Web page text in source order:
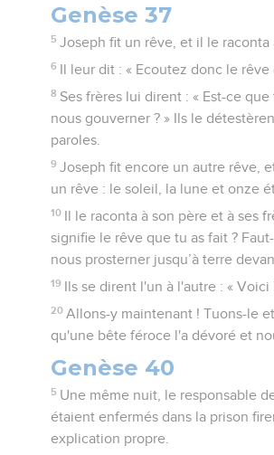
Genèse 37
5 Joseph fit un rêve, et il le
6 Il leur dit : « Ecoutez donc le
8 Ses frères lui dirent : « Est-ce
nous gouverner ? » Ils le
paroles.
9 Joseph fit encore un autre rêve,
un rêve : le soleil, la lune et onze
10
Il le raconta à son père et à ses
signifie le rêve que tu as fait ?
nous prosterner jusqu’à terre
19 Ils se dirent l'un à l'autre : «
20 Allons-y maintenant ! Tuons-le
qu'une bête féroce l'a dévoré et
Genèse 40
5 Une même nuit, le responsable
étaient enfermés dans la prison
explication propre.